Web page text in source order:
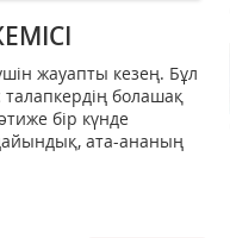
жауапты кезең. Бұл
талапкердің болашақ
бір күнде
ата-ананың